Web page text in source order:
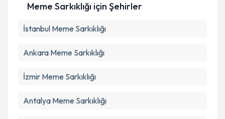
Meme Sarkıklığı için Şehirler
İstanbul Meme Sarkıklığı
Ankara Meme Sarkıklığı
İzmir Meme Sarkıklığı
Antalya Meme Sarkıklığı